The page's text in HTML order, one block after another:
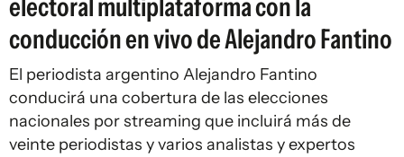
electoral multiplataforma con la
conducción en vivo de Alejandro Fantino
El periodista argentino Alejandro Fantino
conducirá una cobertura de las elecciones
nacionales por streaming que incluirá más de
veinte periodistas y varios analistas y expertos